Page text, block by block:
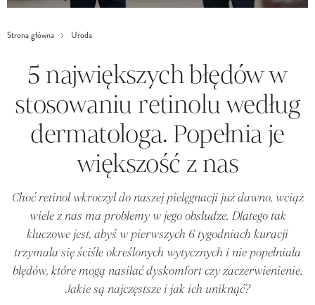
Strona główna Uroda
5 największych błędów w
stosowaniu retinolu według
dermatologa. Popełnia je
większość z nas
Choć retinol wkroczył do naszej pielęgnacji już dawno, wciąż
wiele z nas ma problemy w jego obsłudze. Dlatego tak
kluczowe jest, abyś w pierwszych 6 tygodniach kuracji
trzymała się ściśle określonych wytycznych i nie popełniała
błędów, które mogą nasilać dyskomfort czy zaczerwienienie.
Jakie są najczęstsze i jak ich uniknąć?